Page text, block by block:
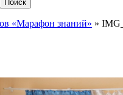
Поиск
«Марафон знаний» »